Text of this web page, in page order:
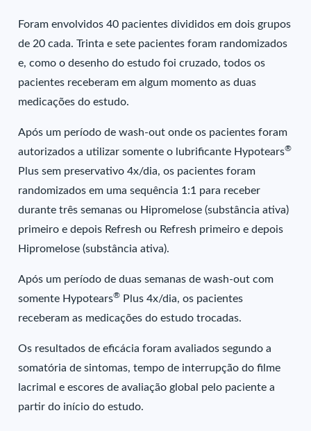
Foram envolvidos 40 pacientes divididos em dois grupos
de 20 cada. Trinta e sete pacientes foram randomizados
e, como o desenho do estudo foi cruzado, todos os
pacientes receberam em algum momento as duas
medicações do estudo.
Após um período de wash-out onde os pacientes foram
autorizados a utilizar somente o lubrificante Hypotears®
Plus sem preservativo 4x/dia, os pacientes foram
randomizados em uma sequência 1:1 para receber
durante três semanas ou Hipromelose (substância ativa)
primeiro e depois Refresh ou Refresh primeiro e depois
Hipromelose (substância ativa).
Após um período de duas semanas de wash-out com
somente Hypotears® Plus 4x/dia, os pacientes
receberam as medicações do estudo trocadas.
Os resultados de eficácia foram avaliados segundo a
somatória de sintomas, tempo de interrupção do filme
lacrimal e escores de avaliação global pelo paciente a
partir do início do estudo.